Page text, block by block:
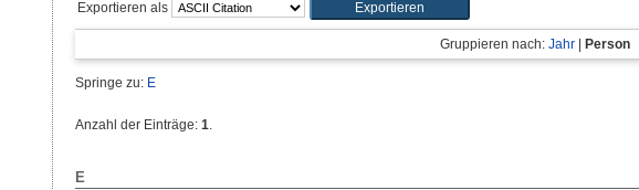
Exportieren als
Gruppieren nach: Jahr Person
Springe zu: E
Anzahl der Einträge: 1.
E